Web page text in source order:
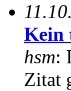
Kein
hsm:
Zitat